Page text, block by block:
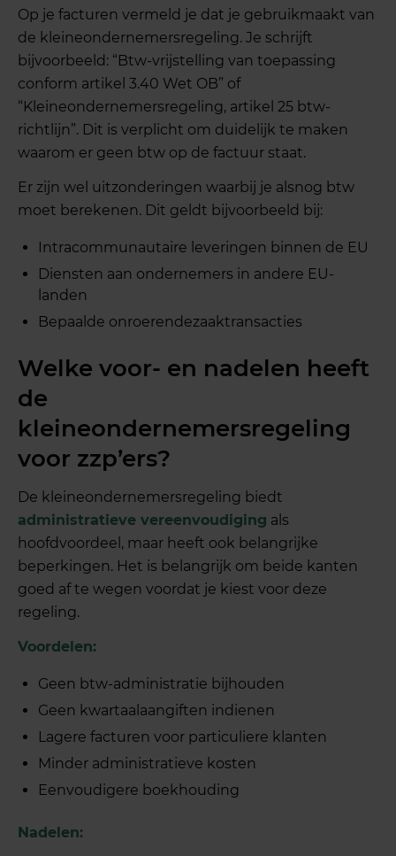
Op je facturen vermeld je dat je gebruikmaakt van
de kleineondernemersregeling. Je schrijft
bijvoorbeeld: “Btw-vrijstelling van toepassing
conform artikel 3.40 Wet OB” of
“Kleineondernemersregeling, artikel 25 btw-
richtlijn”. Dit is verplicht om duidelijk te maken
waarom er geen btw op de factuur staat.
Er zijn wel uitzonderingen waarbij je alsnog btw
moet berekenen. Dit geldt bijvoorbeeld bij:
Intracommunautaire leveringen binnen de EU
Diensten aan ondernemers in andere EU-
landen
Bepaalde onroerendezaaktransacties
Welke voor- en nadelen heeft
de
kleineondernemersregeling
voor zzp’ers?
De kleineondernemersregeling biedt
administratieve vereenvoudiging als
hoofdvoordeel, maar heeft ook belangrijke
beperkingen. Het is belangrijk om beide kanten
goed af te wegen voordat je kiest voor deze
regeling.
Voordelen:
Geen btw-administratie bijhouden
Geen kwartaalaangiften indienen
Lagere facturen voor particuliere klanten
Minder administratieve kosten
Eenvoudigere boekhouding
Nadelen: